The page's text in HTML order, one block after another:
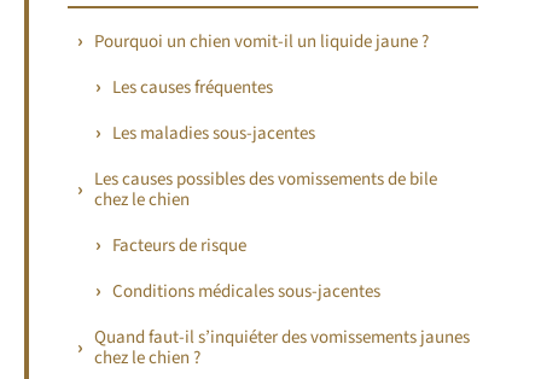
Pourquoi un chien vomit-il un liquide jaune ?
Les causes fréquentes
Les maladies sous-jacentes
Les causes possibles des vomissements de bile
chez le chien
Facteurs de risque
Conditions médicales sous-jacentes
Quand faut-il s’inquiéter des vomissements jaunes
chez le chien ?